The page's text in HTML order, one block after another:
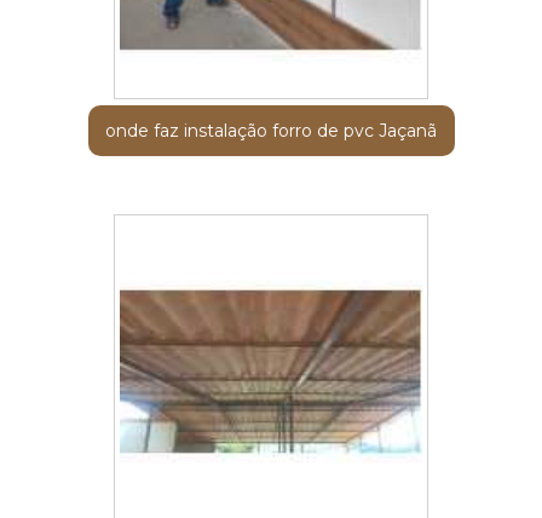
onde faz instalação forro de pvc Jaçanã